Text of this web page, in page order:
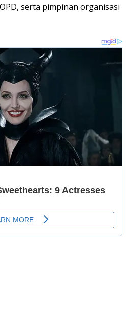
serta pimpinan organisasi